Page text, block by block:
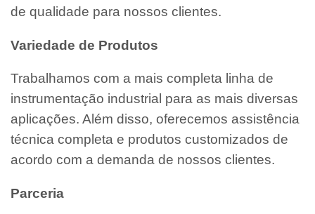
de qualidade para nossos clientes.
Variedade de Produtos
Trabalhamos com a mais completa linha de
instrumentação industrial para as mais diversas
aplicações. Além disso, oferecemos assistência
técnica completa e produtos customizados de
acordo com a demanda de nossos clientes.
Parceria